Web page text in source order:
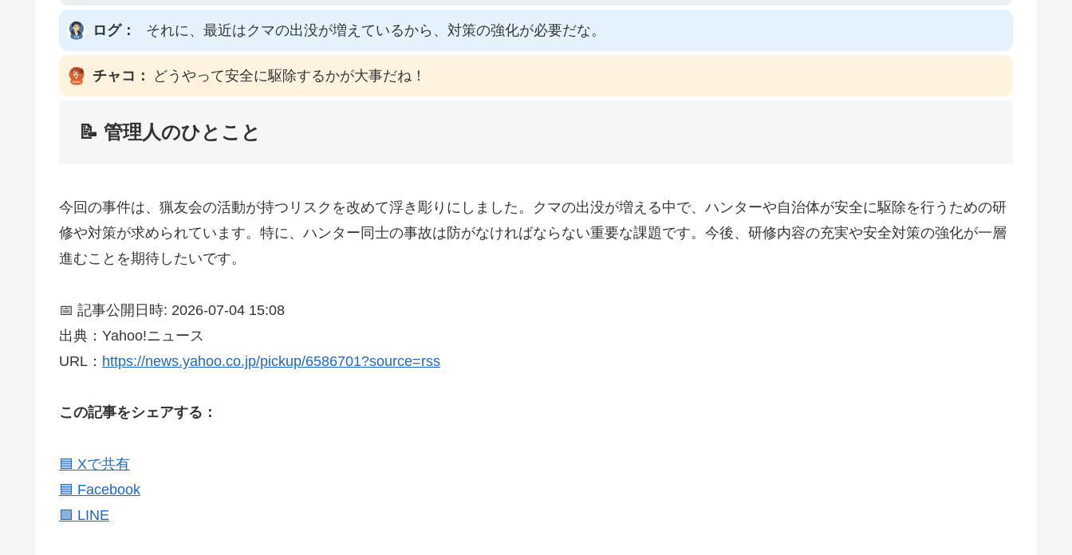
ログ： それに、最近はクマの出没が増えているから、対策の強化が必要だな。
チャコ： どうやって安全に駆除するかが大事だね！
📝 管理人のひとこと
今回の事件は、猟友会の活動が持つリスクを改めて浮き彫りにしました。クマの出没が増える中で、ハンターや自治体が安全に駆除を行うための研
修や対策が求められています。特に、ハンター同士の事故は防がなければならない重要な課題です。今後、研修内容の充実や安全対策の強化が一層
進むことを期待したいです。
📅 記事公開日時: 2026-07-04 15:08
出典：Yahoo!ニュース
URL： https://news.yahoo.co.jp/pickup/6586701?source=rss
この記事をシェアする：
🟦 Xで共有
🟦 Facebook
🟩 LINE